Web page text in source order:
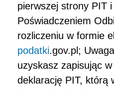
pierwszej strony PIT
Poświadczeniem
rozliczeniu w formie
podatki.gov.pl;
uzyskasz zapisując
deklarację PIT, którą